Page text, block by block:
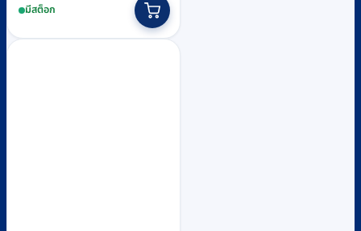
มีสต็อก